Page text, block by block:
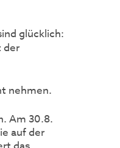
glücklich:
der
nehmen.
Am 30.8.
auf der